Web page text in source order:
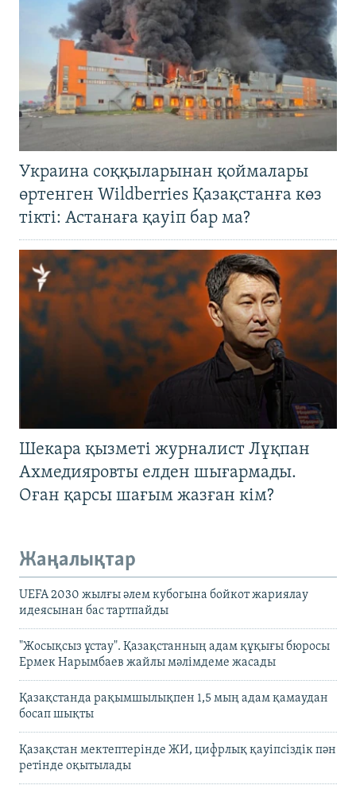
Украина соққыларынан қоймалары
өртенген Wildberries Қазақстанға көз
тікті: Астанаға қауіп бар ма?
Шекара қызметі журналист Лұқпан
Ахмедияровты елден шығармады.
Оған қарсы шағым жазған кім?
Жаңалықтар
UEFA 2030 жылғы әлем кубогына бойкот жариялау
идеясынан бас тартпайды
"Жосықсыз ұстау". Қазақстанның адам құқығы бюросы
Ермек Нарымбаев жайлы мәлімдеме жасады
Қазақстанда рақымшылықпен 1,5 мың адам қамаудан
босап шықты
Қазақстан мектептерінде ЖИ, цифрлық қауіпсіздік пән
ретінде оқытылады